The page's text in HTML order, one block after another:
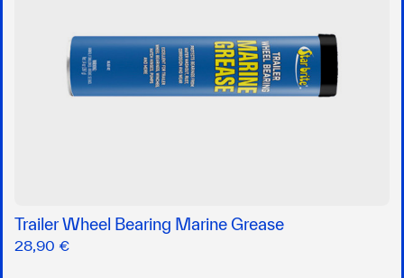
Trailer Wheel Bearing Marine Grease
28,90 €